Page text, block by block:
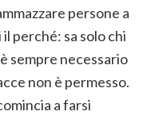
persone a
perché: sa solo chi
sempre necessario
non è permesso.
a farsi